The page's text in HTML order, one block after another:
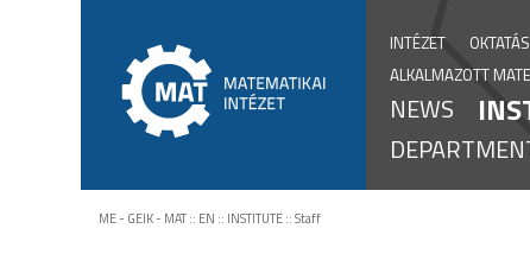
INTÉZET OKTATÁS
ALKALMAZOTT
NEWS
ME - GEIK - MAT:: EN :: INSTITUTE::Staff